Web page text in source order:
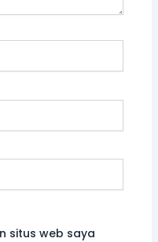
situs web saya